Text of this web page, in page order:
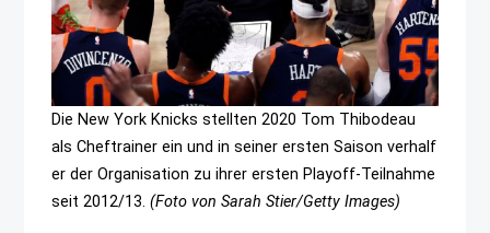
Die New York Knicks stellten 2020 Tom Thibodeau
als Cheftrainer ein und in seiner ersten Saison verhalf
er der Organisation zu ihrer ersten Playoff-Teilnahme
seit 2012/13.(Foto von Sarah Stier/Getty Images)